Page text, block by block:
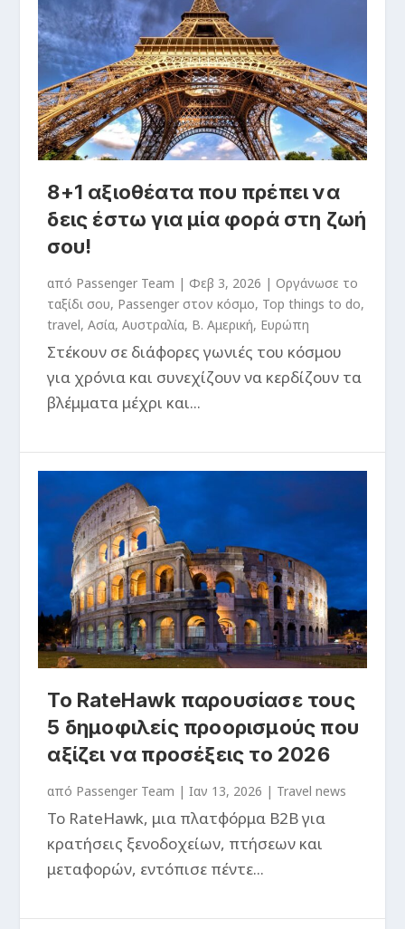
8+1 αξιοθέατα που πρέπει να
δεις έστω για μία φορά στη ζωή
σου!
από Passenger Team | Φεβ 3, 2026 |Oργάνωσε το
ταξίδι σου, Passenger στον κόσμο, Top things to do,
travel,Ασία,Αυστραλία, Β. Αμερική, Ευρώπη
Στέκουν σε διάφορες γωνιές του κόσμου
για χρόνια και συνεχίζουν να κερδίζουν τα
βλέμματα μέχρι και...
Το RateHawk παρουσίασε τους
5 δημοφιλείς προορισμούς που
αξίζει να προσέξεις το 2026
από Passenger Team |Ιαν 13, 2026 | Travel news
Το RateHawk, μια πλατφόρμα B2B για
κρατήσεις ξενοδοχείων, πτήσεων και
μεταφορών, εντόπισε πέντε...